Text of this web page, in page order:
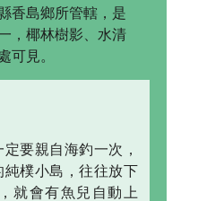
香島鄉所管轄，是
，椰林樹影、水清
可見。
要親自海釣一次，
樸小島，往往放下
就會有魚兒自動上